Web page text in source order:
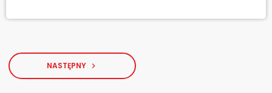
NASTĘPNY navigate_next